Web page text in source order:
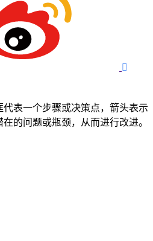

表一个步骤或决策点，箭头表示
的问题或瓶颈，从而进行改进。